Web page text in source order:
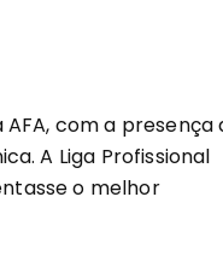
com a presença
A Liga Profissional
o melhor